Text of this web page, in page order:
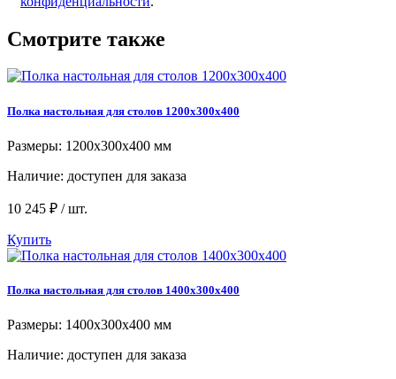
Смотрите также
Полка настольная для столов 1200x300x400
Размеры: 1200x300x400 мм
Наличие: доступен для заказа
10 245 ₽ / шт.
Купить
Полка настольная для столов 1400x300x400
Размеры: 1400x300x400 мм
Наличие: доступен для заказа